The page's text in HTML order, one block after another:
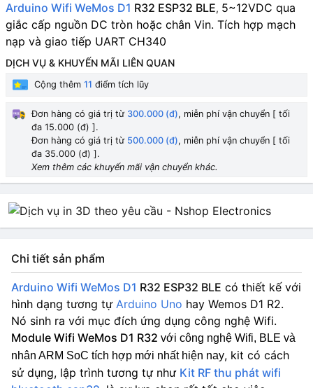
Arduino Wifi WeMos D1 R32 ESP32 BLE, 5~12VDC qua
giắc cấp nguồn DC tròn hoặc chân Vin. Tích hợp mạch
nạp và giao tiếp UART CH340
DỊCH VỤ & KHUYẾN MÃI LIÊN QUAN
Cộng thêm 11 điểm tích lũy
Đơn hàng có giá trị từ 300.000 (đ), miễn phí vận chuyển [ tối
đa 15.000 (đ) ].
Đơn hàng có giá trị từ 500.000 (đ), miễn phí vận chuyển [ tối
đa 35.000 (đ) ].
Xem thêm các khuyến mãi vận chuyển khác.
Chi tiết sản phẩm
Arduino Wifi WeMos D1 R32 ESP32 BLE có thiết kế với
hình dạng tương tự Arduino Uno hay Wemos D1 R2.
Nó sinh ra với mục đích ứng dụng công nghệ Wifi.
Module Wifi WeMos D1 R32 với công nghệ Wifi, BLE và
nhân ARM SoC tích hợp mới nhất hiện nay, kit có cách
sử dụng, lập trình tương tự như Kit RF thu phát wifi